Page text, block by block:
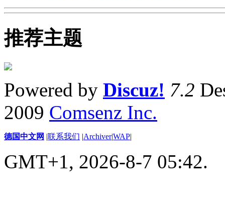
推荐主题
Powered by Discuz! 7.2
2009 Comsenz Inc.
德国中文网 |联系我们 |Archiver|WAP|
GMT+1, 2026-8-7 05:42.